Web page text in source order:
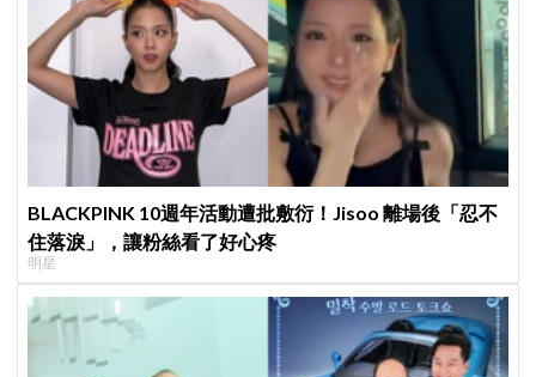
BLACKPINK 10週年活動遭批敷衍！Jisoo 離場後「忍不
住落淚」，讓粉絲看了好心疼
明星